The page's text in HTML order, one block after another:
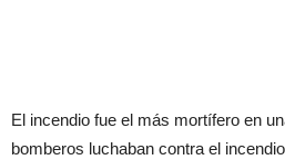
El incendio fue el más mortífero en
bomberos luchaban contra el